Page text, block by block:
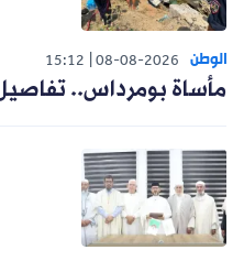
الوطن 08-08-2026
15:12
مأساة بومرداس..